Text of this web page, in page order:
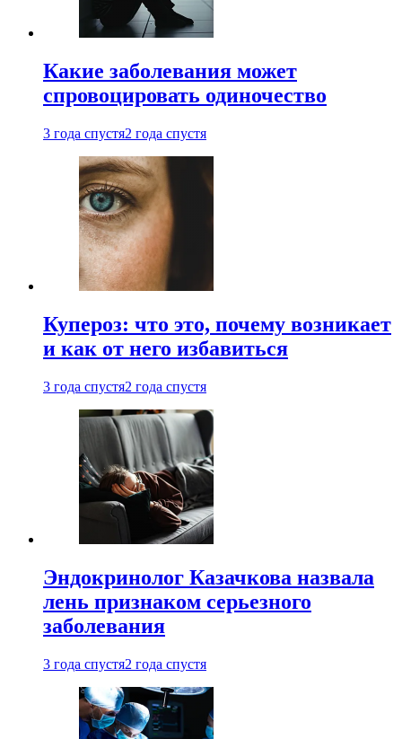
Какие заболевания может
спровоцировать одиночество
3 года спустя2 года спустя
Купероз: что это, почему возникает
и как от него избавиться
3 года спустя2 года спустя
Эндокринолог Казачкова назвала
лень признаком серьезного
заболевания
3 года спустя2 года спустя